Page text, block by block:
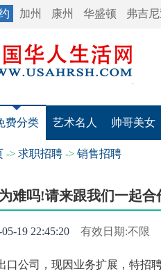
加州 康州 华盛顿 弗吉尼
费分类 艺术名人 帅哥美女
-> 求职招聘 -> 销售招聘
难吗!请来跟我们一起合
05-19 22:45:20 有效日期:不限
口公司，现因业务扩展，特招